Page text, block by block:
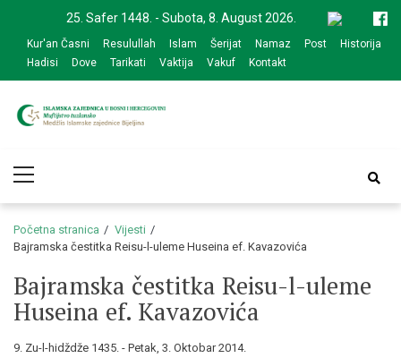
navigation
content
25. Safer 1448. - Subota, 8. August 2026.
Kur'an Časni Resulullah Islam Šerijat Namaz Post
Historija
Hadisi
Dove Tarikati Vaktija Vakuf Kontakt
zajednice Bijeljina
Menu
Početna stranica
Vijesti
Bajramska čestitka Reisu-l-uleme Huseina ef. Kavazovića
Bajramska čestitka Reisu-l-uleme
Huseina ef. Kavazovića
9. Zu-l-hidždže 1435. - Petak, 3. Oktobar 2014.